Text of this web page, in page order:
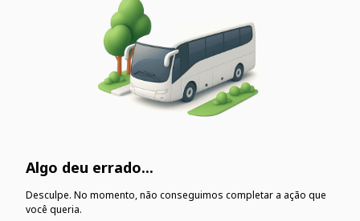
Algo deu errado...
Desculpe. No momento, não conseguimos completar a ação que
você queria.